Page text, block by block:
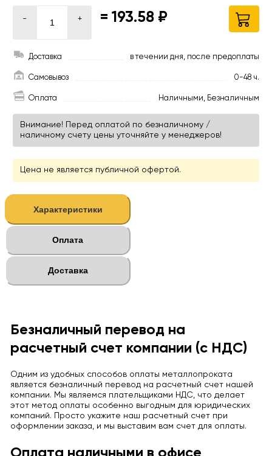
- + = 193.58 ₽
Доставка в течении дня, после предоплаты
Самовывоз 0-48 ч.
Оплата Наличными, Безналичным
Внимание! Перед оплатой по безналичному /
наличному счету цены уточняйте у менеджеров!
Цена не является публичной офертой.
Характеристики
Оплата
Доставка
Безналичный перевод на
расчетный счет компании (с НДС)
Одним из удобных способов оплаты металлопроката
является безналичный перевод на расчетный счет нашей
компании. Мы являемся плательщиками НДС, что делает
этот метод оплаты особенно выгодным для юридических
компаний. Просто укажите наш расчетный счет при
оформлении заказа, и мы выставим вам счет для оплаты.
Оплата наличными в офисе